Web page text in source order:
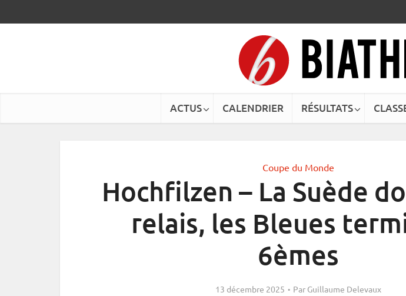
ACTUS CALENDRIER RÉSULTATS
Coupe du Monde
Hochfilzen – La Suède
relais, les Bleues
6èmes
13 décembre 2025 Par Guillaume Delevaux